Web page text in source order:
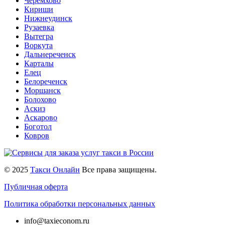
Кириши
Нижнеудинск
Рузаевка
Вытегра
Воркута
Дальнереченск
Карталы
Елец
Белореченск
Моршанск
Болохово
Аскиз
Аскарово
Боготол
Ковров
© 2025 Такси Онлайн Все права защищены.
Публичная оферта
Политика обработки персональных данных
info@taxieconom.ru